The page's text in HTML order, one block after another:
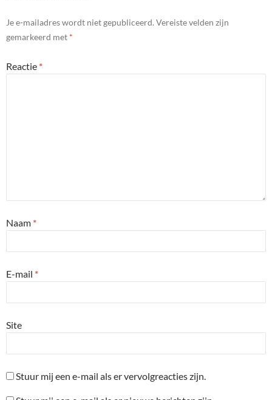
Je e-mailadres wordt niet gepubliceerd. Vereiste velden zijn
gemarkeerd met *
Reactie *
Naam *
E-mail *
Site
Stuur mij een e-mail als er vervolgreacties zijn.